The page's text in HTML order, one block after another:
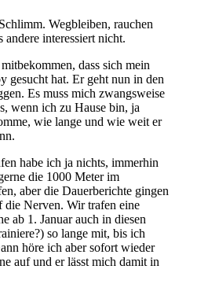
Wegbleiben, rauchen
interessiert nicht.
dass sich mein
gesucht hat. Er geht nun in den
Es muss mich zwangsweise
wenn ich zu Hause bin, ja
wie lange und wie weit er
habe ich ja nichts, immerhin
die 1000 Meter im
aber die Dauerberichte gingen
Nerven. Wir trafen eine
ab 1. Januar auch in diesen
so lange mit, bis ich
höre ich aber sofort wieder
auf und er lässt mich damit in